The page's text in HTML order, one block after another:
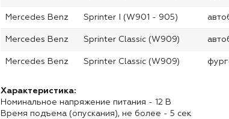
Mercedes Benz Sprinter I (W901 - 905)
Mercedes Benz Sprinter Classic (W909)
Mercedes Benz Sprinter Classic (W909)
Характеристика:
Номинальное напряжение питания - 12 В
Время подъема (опускания), не более - 5 сек